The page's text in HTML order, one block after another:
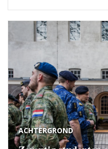
ACHTERGROND